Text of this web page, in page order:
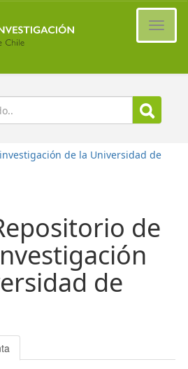
de la Universidad de
de
de